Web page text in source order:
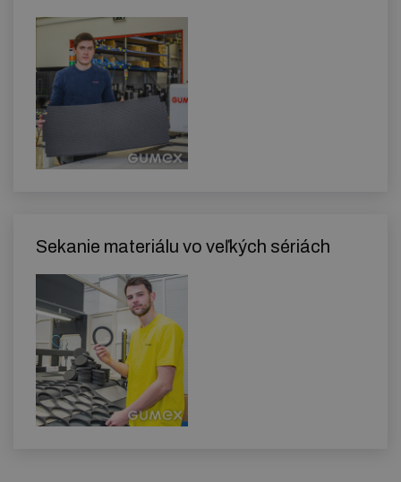
Sekanie materiálu vo veľkých sériách